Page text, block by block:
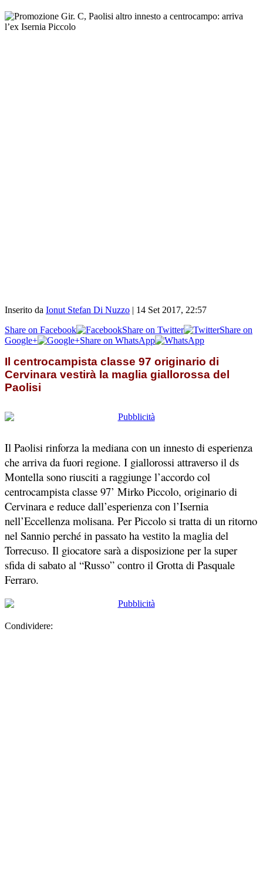
Inserito da Ionut Stefan Di Nuzzo | 14 Set 2017, 22:57
Share on Facebook
Share on Twitter
Share on
Google+
Share on WhatsApp
Il centrocampista classe 97 originario di
Cervinara vestirà la maglia giallorossa del
Paolisi
Il Paolisi rinforza la mediana con un innesto di esperienza
che arriva da fuori regione. I giallorossi attraverso il ds
Montella sono riusciti a raggiunge l’accordo col
centrocampista classe 97’ Mirko Piccolo, originario di
Cervinara e reduce dall’esperienza con l’Isernia
nell’Eccellenza molisana. Per Piccolo si tratta di un ritorno
nel Sannio perché in passato ha vestito la maglia del
Torrecuso. Il giocatore sarà a disposizione per la super
sfida di sabato al “Russo” contro il Grotta di Pasquale
Ferraro.
Condividere: